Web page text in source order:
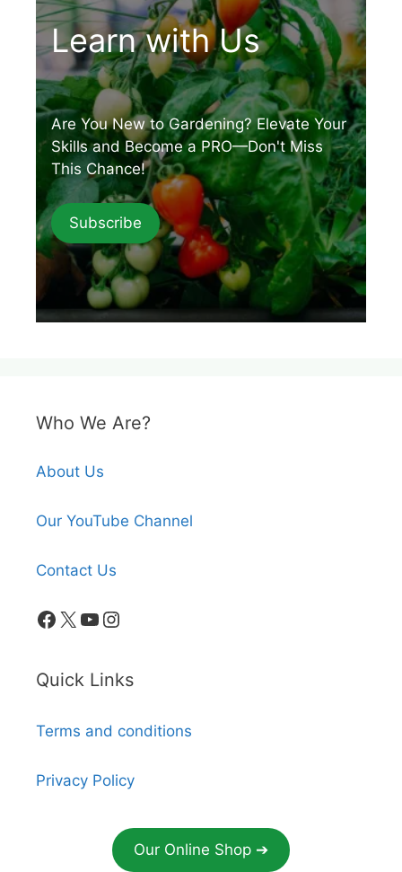
Learn with Us
Are You New to Gardening? Elevate Your
Skills and Become a PRO—Don't Miss
This Chance!
Subscribe
Who We Are?
About Us
Our YouTube Channel
Contact Us
Facebook
X YouTube
Instagram
Quick Links
Terms and conditions
Privacy Policy
Our Online Shop ➔